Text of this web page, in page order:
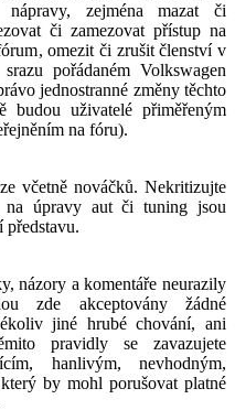
nápravy, zejména mazat či
či zamezovat přístup na
omezit či zrušit členství v
pořádaném Volkswagen
jednostranné změny těchto
budou uživatelé přiměřeným
na fóru).
včetně nováčků. Nekritizujte
na úpravy aut či tuning jsou
názory a komentáře neurazily
zde akceptovány žádné
jiné hrubé chování, ani
pravidly se zavazujete
hanlivým, nevhodným,
by mohl porušovat platné